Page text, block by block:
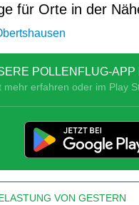
für Orte in der
POLLENFLUG-APP
mehr erfahren oder im Play
VON GESTERN